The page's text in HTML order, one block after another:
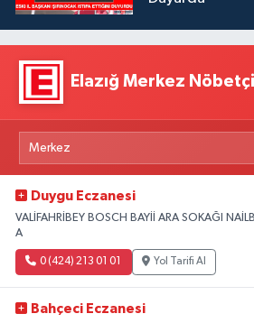
Elazığ Merkez
Duygu Eczanesi
VALİFAHRİBEY BOSCH BAYİİ ARA SOKAĞI
A
0 (424) 213 01 01 Yol Tarifi Al
Bahçeci Eczanesi